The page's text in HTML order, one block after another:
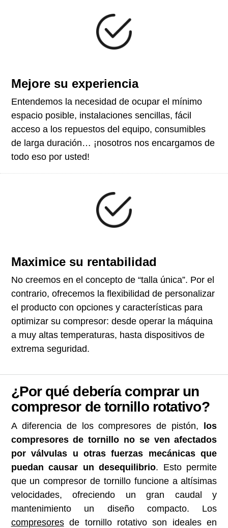
Mejore su experiencia
Entendemos la necesidad de ocupar el mínimo
espacio posible, instalaciones sencillas, fácil
acceso a los repuestos del equipo, consumibles
de larga duración… ¡nosotros nos encargamos de
todo eso por usted!
Maximice su rentabilidad
No creemos en el concepto de “talla única”. Por el
contrario, ofrecemos la flexibilidad de personalizar
el producto con opciones y características para
optimizar su compresor: desde operar la máquina
a muy altas temperaturas, hasta dispositivos de
extrema seguridad.
¿Por qué debería comprar un
compresor de tornillo rotativo?
A diferencia de los compresores de pistón, los
compresores de tornillo no se ven afectados
por válvulas u otras fuerzas mecánicas que
puedan causar un desequilibrio. Esto permite
que un compresor de tornillo funcione a altísimas
velocidades, ofreciendo un gran caudal y
mantenimiento un diseño compacto. Los
compresoresde tornillo rotativo son ideales en